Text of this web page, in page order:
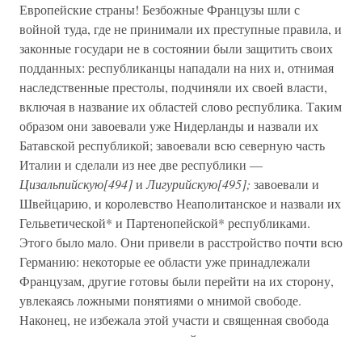
Европейские страны! Безбожные Французы шли с
войной туда, где не принимали их преступные правила, и
законные государи не в состоянии были защитить своих
подданных: республиканцы нападали на них и, отнимая
наследственные престолы, подчиняли их своей власти,
включая в название их областей слово республика. Таким
образом они завоевали уже Нидерланды и назвали их
Батавской республикой; завоевали всю северную часть
Италии и сделали из нее две республики —
Цизальпийскую[494]иЛигурийскую[495]; завоевали и
Швейцарию, и королевство Неаполитанское и назвали их
Гельветической* и Партенопейской* республиками.
Этого было мало. Они привели в расстройство почти всю
Германию: некоторые ее области уже принадлежали
Французам, другие готовы были перейти на их сторону,
увлекаясь ложными понятиями о мнимой свободе.
Наконец, не избежала этой участи и священная свобода